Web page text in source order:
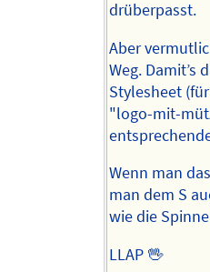
drüberpasst.
Aber
Weg. Damit’s
Stylesheet
"logo-mit-
Wenn man
man dem S
wie die
LLAP 🖖